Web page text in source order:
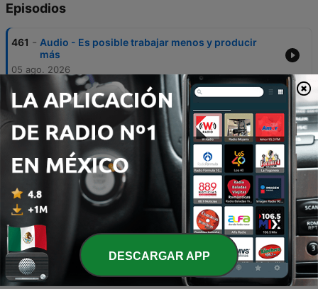
Episodios
461 - Audio - Es posible trabajar menos y producir
más
05 ago. 2026
460 - Audio - Antes que la situación empeore
05 ago. 2026
459 -
Audio - Por qué sentimos que no tenemos
tiempo
05 ago. 2026
458 - Audio - Proyectos de empresa
30 jul. 2026
457 - Audio - La inteligencia artificial
30 jul. 2026 DESCARGAR APP